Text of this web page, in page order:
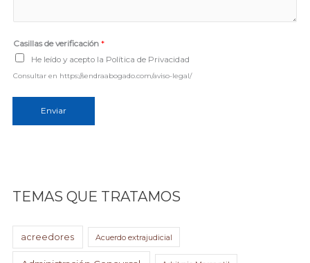
e
*
Casillas de verificación*
He leído y acepto la Política de Privacidad
Consultar en https://sendraabogado.com/aviso-legal/
Enviar
TEMAS QUE TRATAMOS
acreedores Acuerdo extrajudicial